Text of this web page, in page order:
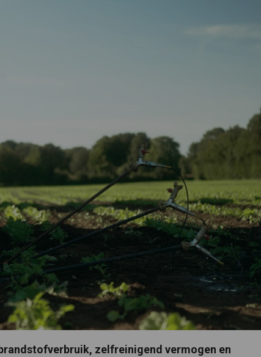
zelfreinigend vermogen en